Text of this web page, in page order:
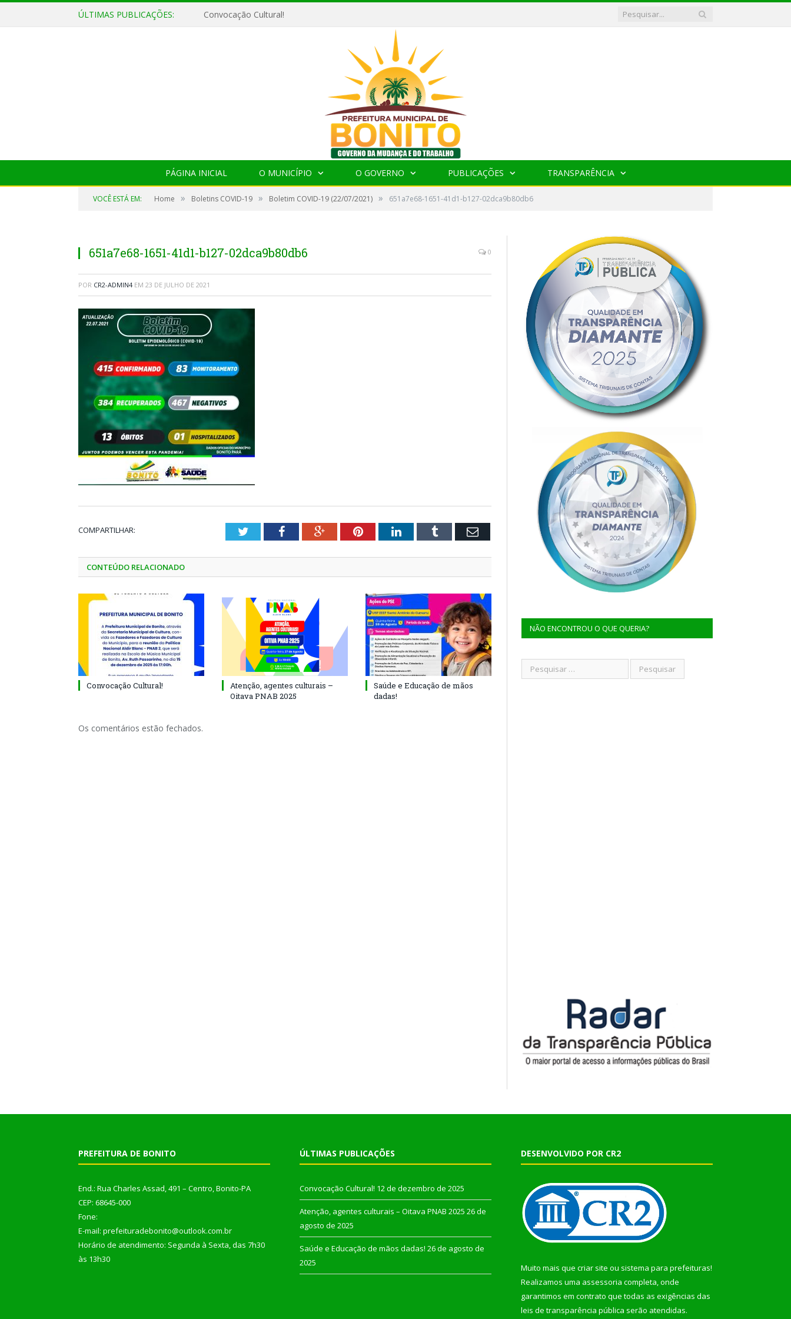
ÚLTIMAS PUBLICAÇÕES: Convocação Cultural!
PÁGINA INICIAL O MUNICÍPIO O GOVERNO PUBLICAÇÕES TRANSPARÊNCIA
VOCÊ ESTÁ EM: Home » Boletins COVID-19 » Boletim COVID-19 (22/07/2021) » 651a7e68-1651-41d1-b127-02dca9b80db6
651a7e68-1651-41d1-b127-02dca9b80db6 0
POR CR2-ADMIN4 EM 23 DE JULHO DE 2021
COMPARTILHAR: TwitterFacebookGoogle+PinterestLinkedInTumblr Email
CONTEÚDO RELACIONADO
Convocação Cultural!
Atenção, agentes culturais –
Oitava PNAB 2025
Saúde e Educação de mãos
dadas!
Os comentários estão fechados.
NÃO ENCONTROU O QUE QUERIA?
PREFEITURA DE BONITO
End.: Rua Charles Assad, 491 – Centro, Bonito-PA
CEP: 68645-000
Fone:
E-mail: prefeituradebonito@outlook.com.br
Horário de atendimento: Segunda à Sexta, das 7h30
às 13h30
ÚLTIMAS PUBLICAÇÕES
Convocação Cultural! 12 de dezembro de 2025
Atenção, agentes culturais – Oitava PNAB 2025 26 de
agosto de 2025
Saúde e Educação de mãos dadas! 26 de agosto de
2025
DESENVOLVIDO POR CR2
Muito mais que criar site ou sistema para prefeituras!
Realizamos uma assessoria completa, onde
garantimos em contrato que todas as exigências das
leis de transparência pública serão atendidas.